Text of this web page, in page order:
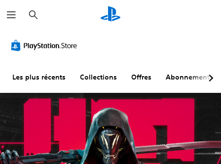
e
c
r
c
r
Les plus récents Collections Offres Abonnements